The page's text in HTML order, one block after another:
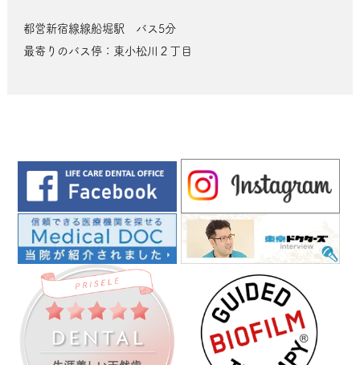
都営新宿線線船堀駅 バス5分
最寄りのバス停：東小松川２丁目